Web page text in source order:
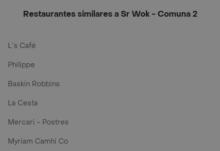
Restaurantes similares a Sr Wok - Comuna 2
L´s Café
Philippe
Baskin Robbins
La Cesta
Mercari - Postres
Myriam Camhi Co